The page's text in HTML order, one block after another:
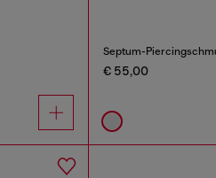
Septum-
€ 55,00